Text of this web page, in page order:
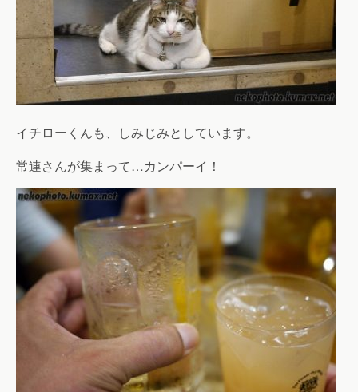
イチローくんも、しみじみとしています。
常連さんが集まって…カンパーイ！